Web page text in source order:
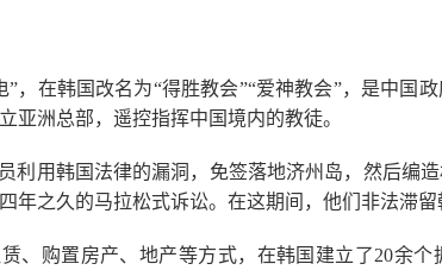
”，在韩国改名为“得胜教会”“爱神教会”，是中国
亚洲总部，遥控指挥中国境内的教徒。
利用韩国法律的漏洞，免签落地济州岛，然后编
年之久的马拉松式诉讼。在这期间，他们非法滞留
、购置房产、地产等方式，在韩国建立了20余